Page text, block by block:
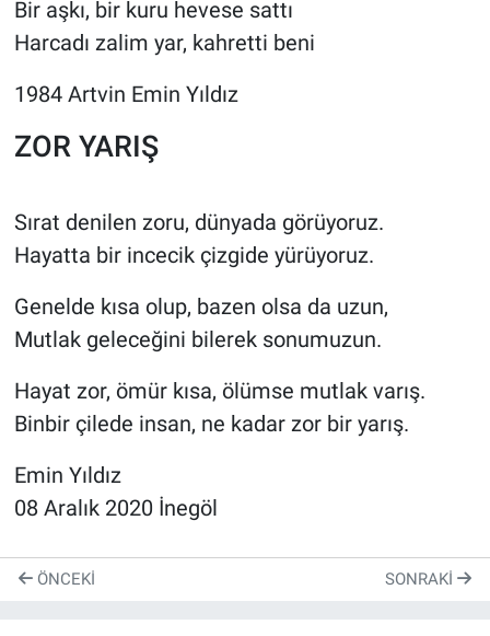
Bir aşkı, bir kuru hevese sattı
Harcadı zalim yar, kahretti beni
1984 Artvin Emin Yıldız
ZOR YARIŞ
Sırat denilen zoru, dünyada görüyoruz.
Hayatta bir incecik çizgide yürüyoruz.
Genelde kısa olup, bazen olsa da uzun,
Mutlak geleceğini bilerek sonumuzun.
Hayat zor, ömür kısa, ölümse mutlak varış.
Binbir çilede insan, ne kadar zor bir yarış.
Emin Yıldız
08 Aralık 2020 İnegöl
ÖNCEKI SONRAKI